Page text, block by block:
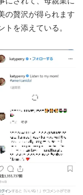
の贅沢が得られます
トを添えている。